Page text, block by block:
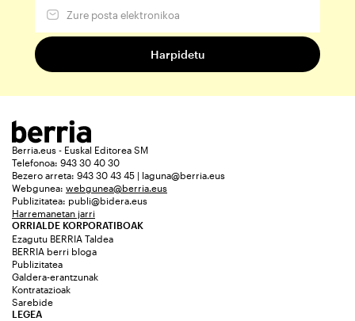
Berria.eus - Euskal Editorea SM
Telefonoa: 943 30 40 30
Bezero arreta: 943 30 43 45 | laguna@berria.eus
Webgunea: webgunea@berria.eus
Publizitatea: publi@bidera.eus
Harremanetan jarri
ORRIALDE KORPORATIBOAK
Ezagutu BERRIA Taldea
BERRIA berri bloga
Publizitatea
Galdera-erantzunak
Kontratazioak
Sarebide
LEGEA